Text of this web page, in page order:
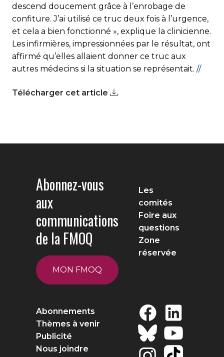
descend doucement grâce à l’enrobage de
confiture. J’ai utilisé ce truc deux fois à l’urgence,
et cela a bien fonctionné », explique la clinicienne.
Les infirmières, impressionnées par le résultat, ont
affirmé qu’elles allaient donner ce truc aux
autres médecins si la situation se représentait. //
Télécharger cet article
Abonnez-vous
aux
communications
de la FMOQ
MON FMOQ
Les
comités
Foire aux
questions
Zone
réservée
Abonnements
Thèmes à venir
Publicité
Nous joindre